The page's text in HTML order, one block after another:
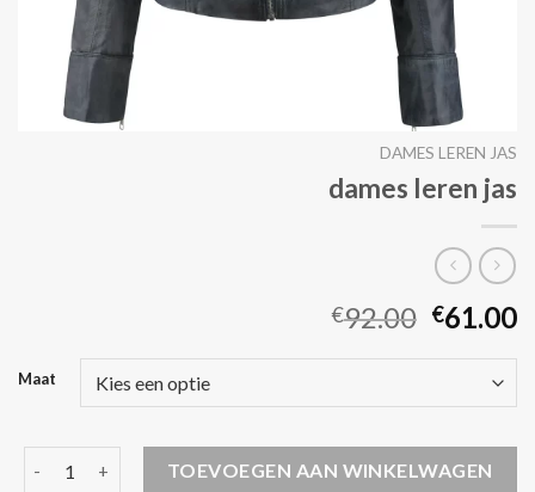
DAMES LEREN JAS
dames leren jas
€92.00 €61.00
Maat
dames leren jas aantalTOEVOEGEN AAN WINKELWAGEN